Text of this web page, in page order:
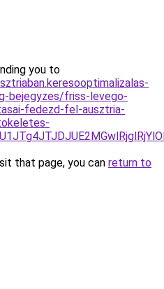
you to
bejegyzes/friss-levego-
fedezd-fel-ausztria-
that page, you can return to